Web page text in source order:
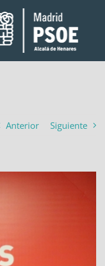
Anterior Siguiente